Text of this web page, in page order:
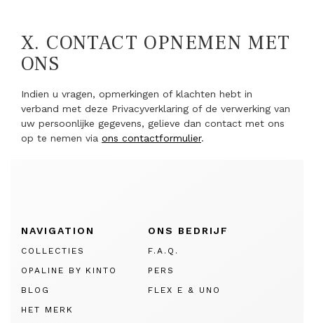
X. CONTACT OPNEMEN MET
ONS
Indien u vragen, opmerkingen of klachten hebt in
verband met deze Privacyverklaring of de verwerking van
uw persoonlijke gegevens, gelieve dan contact met ons
op te nemen via ons contactformulier.
NAVIGATION
COLLECTIES
OPALINE BY KINTO
BLOG
HET MERK
ONS BEDRIJF
F.A.Q.
PERS
FLEX E & UNO